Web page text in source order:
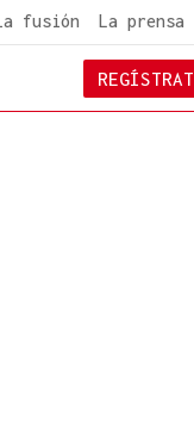
fusión La prensa